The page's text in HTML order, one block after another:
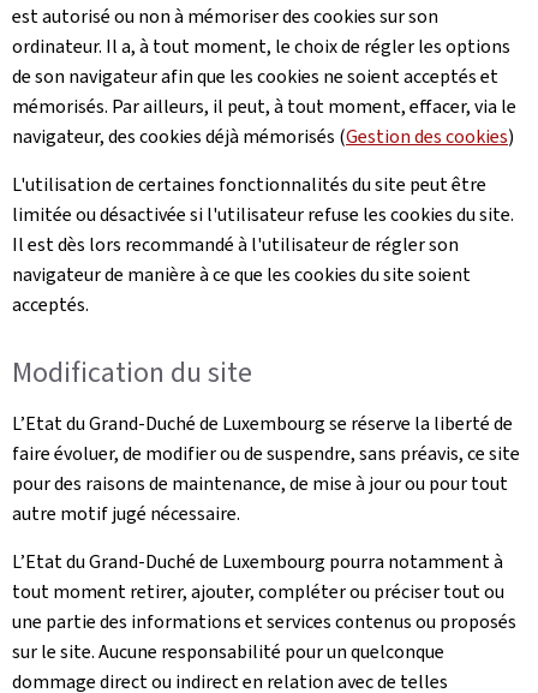
est autorisé ou non à mémoriser des cookies sur son
ordinateur. Il a, à tout moment, le choix de régler les options
de son navigateur afin que les cookies ne soient acceptés et
mémorisés. Par ailleurs, il peut, à tout moment, effacer, via le
navigateur, des cookies déjà mémorisés (Gestion des cookies)
L'utilisation de certaines fonctionnalités du site peut être
limitée ou désactivée si l'utilisateur refuse les cookies du site.
Il est dès lors recommandé à l'utilisateur de régler son
navigateur de manière à ce que les cookies du site soient
acceptés.
Modification du site
L’Etat du Grand-Duché de Luxembourg se réserve la liberté de
faire évoluer, de modifier ou de suspendre, sans préavis, ce site
pour des raisons de maintenance, de mise à jour ou pour tout
autre motif jugé nécessaire.
L’Etat du Grand-Duché de Luxembourg pourra notamment à
tout moment retirer, ajouter, compléter ou préciser tout ou
une partie des informations et services contenus ou proposés
sur le site. Aucune responsabilité pour un quelconque
dommage direct ou indirect en relation avec de telles